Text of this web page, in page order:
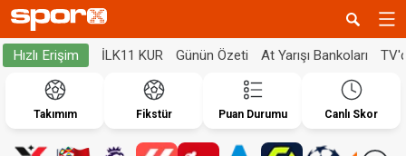
Hızlı Erişim İLK11 KUR Günün Özeti At Yarışı Bankoları
Takımım Fikstür Puan Durumu Canlı Skor